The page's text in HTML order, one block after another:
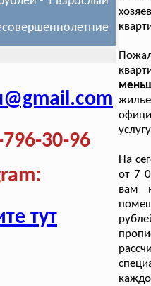
30-96
тут
На
от 7
вам